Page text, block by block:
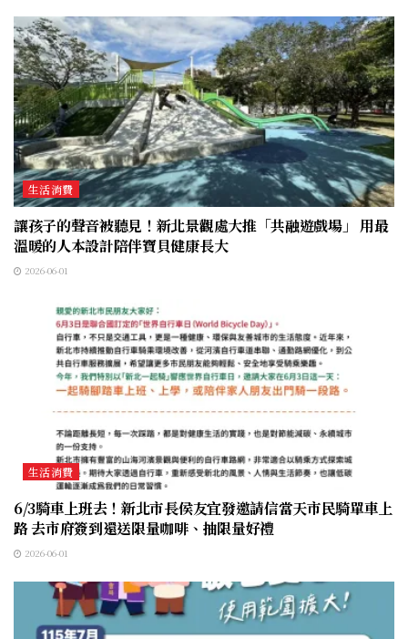
生活消費
讓孩子的聲音被聽見！新北景觀處大推「共融遊戲場」 用最
溫暖的人本設計陪伴寶貝健康長大
2026-06-01
生活消費
6/3騎車上班去！新北市長侯友宜發邀請信當天市民騎單車上
路 去市府簽到還送限量咖啡、抽限量好禮
2026-06-01